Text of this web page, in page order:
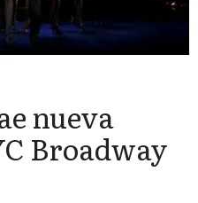
nueva
Broadway